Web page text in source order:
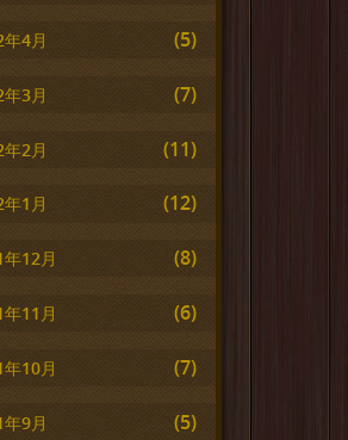
4月 (5)
3月 (7)
2月 (11)
1月 (12)
12月 (8)
11月 (6)
10月 (7)
9月 (5)